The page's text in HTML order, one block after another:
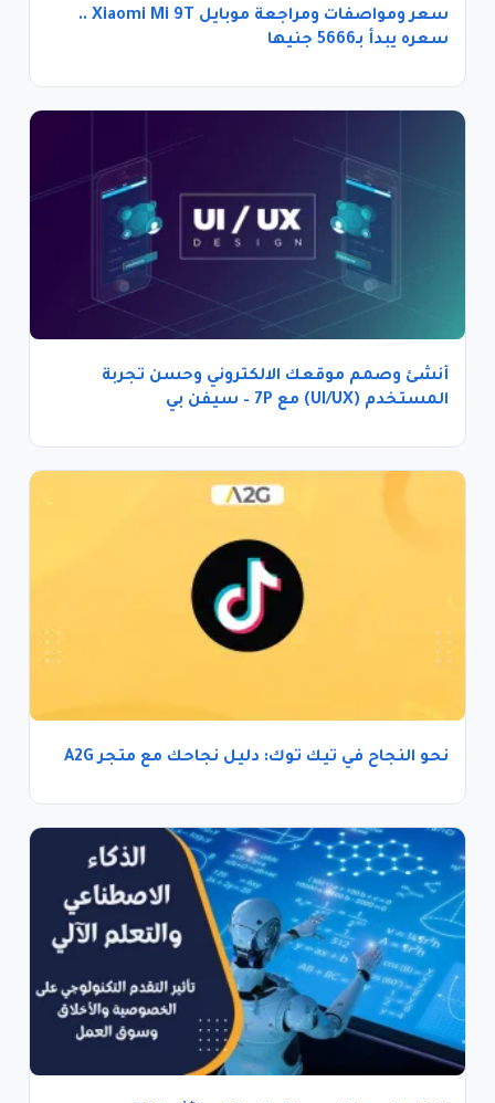
سعر ومواصفات ومراجعة موبايل Xiaomi Mi 9T ..
سعره يبدأ بـ5666 جنيها
أنشئ وصمم موقعك الالكتروني وحسن تجربة
المستخدم (UI/UX) مع 7P – سيفن بي
نحو النجاح في تيك توك: دليل نجاحك مع متجر A2G